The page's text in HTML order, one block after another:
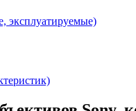
эксплуатируемые)